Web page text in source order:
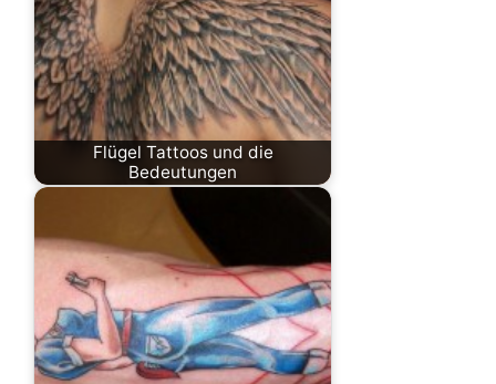
Flügel Tattoos und die
Bedeutungen